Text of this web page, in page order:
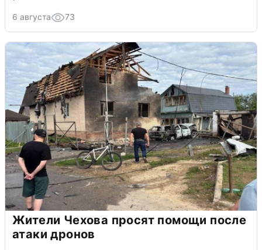
6 августа 73
Жители Чехова просят помощи после
атаки дронов